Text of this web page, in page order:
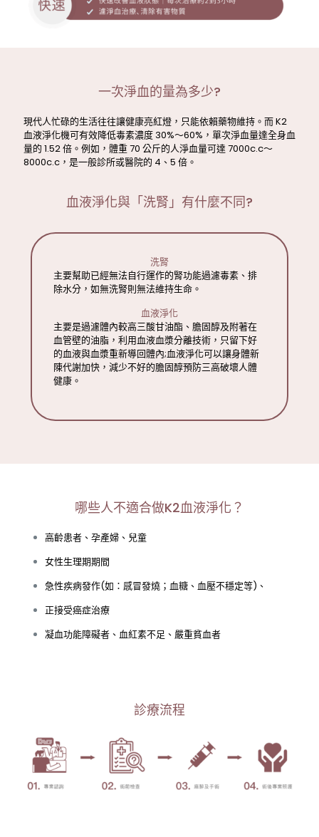
一次淨血的量為多少?
現代人忙碌的生活往往讓健康亮紅燈，只能依賴藥物維持。而 K2
血液淨化機可有效降低毒素濃度 30%～60%，單次淨血量達全身血
量的 1.52 倍。例如，體重 70 公斤的人淨血量可達 7000c.c～
8000c.c，是一般診所或醫院的 4、5 倍。
血液淨化與「洗腎」有什麼不同?
洗腎
主要幫助已經無法自行運作的腎功能過濾毒素、排
除水分，如無洗腎則無法維持生命。
血液淨化
主要是過濾體內較高三酸甘油酯、膽固醇及附著在
血管壁的油脂，利用血液血漿分離技術，只留下好
的血液與血漿重新導回體內;血液淨化可以讓身體新
陳代謝加快，減少不好的膽固醇預防三高破壞人體
健康。
哪些人不適合做K2血液淨化？
高齡患者、孕產婦、兒童
女性生理期期間
急性疾病發作(如：感冒發燒；血糖、血壓不穩定等)、
正接受癌症治療
凝血功能障礙者、血紅素不足、嚴重貧血者
診療流程